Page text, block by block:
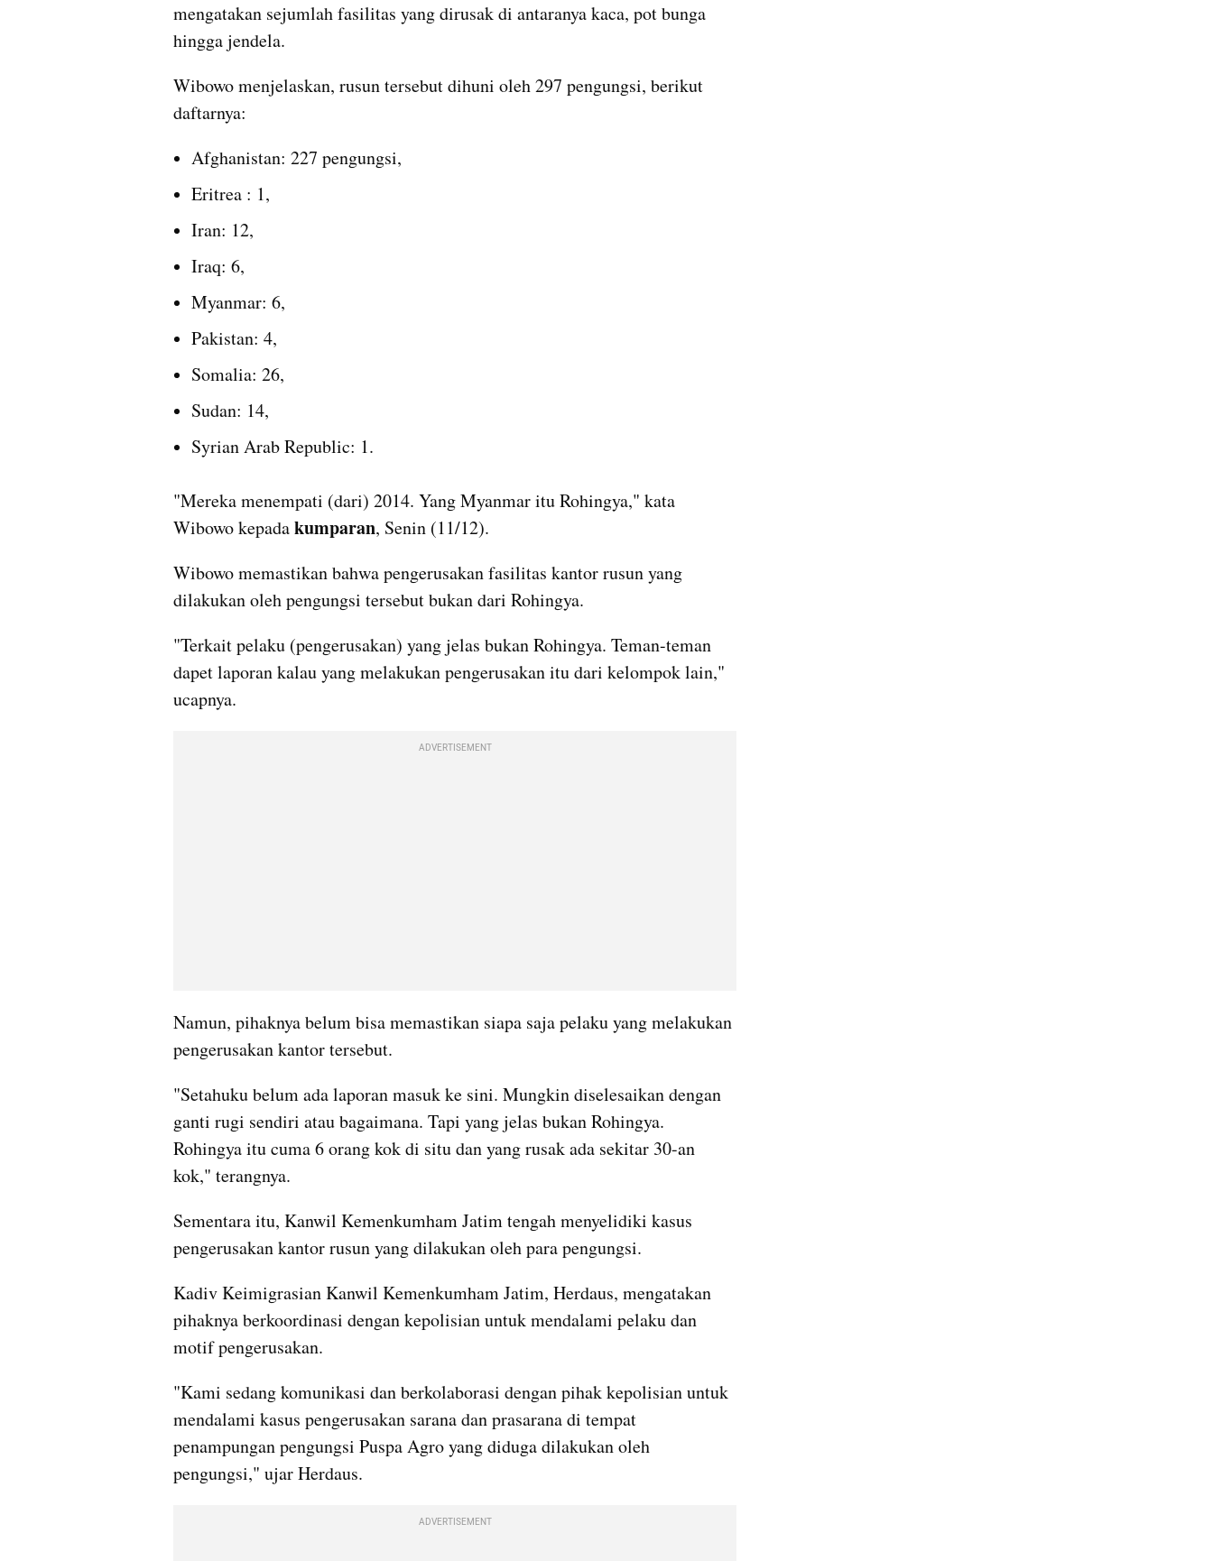
mengatakan sejumlah fasilitas yang dirusak di antaranya kaca, pot bunga
hingga jendela.
Wibowo menjelaskan, rusun tersebut dihuni oleh 297 pengungsi, berikut
daftarnya:
Afghanistan: 227 pengungsi,
Eritrea : 1,
Iran: 12,
Iraq: 6,
Myanmar: 6,
Pakistan: 4,
Somalia: 26,
Sudan: 14,
Syrian Arab Republic: 1.
"Mereka menempati (dari) 2014. Yang Myanmar itu Rohingya," kata
Wibowo kepada kumparan, Senin (11/12).
Wibowo memastikan bahwa pengerusakan fasilitas kantor rusun yang
dilakukan oleh pengungsi tersebut bukan dari Rohingya.
"Terkait pelaku (pengerusakan) yang jelas bukan Rohingya. Teman-teman
dapet laporan kalau yang melakukan pengerusakan itu dari kelompok lain,"
ucapnya.
ADVERTISEMENT
Namun, pihaknya belum bisa memastikan siapa saja pelaku yang melakukan
pengerusakan kantor tersebut.
"Setahuku belum ada laporan masuk ke sini. Mungkin diselesaikan dengan
ganti rugi sendiri atau bagaimana. Tapi yang jelas bukan Rohingya.
Rohingya itu cuma 6 orang kok di situ dan yang rusak ada sekitar 30-an
kok," terangnya.
Sementara itu, Kanwil Kemenkumham Jatim tengah menyelidiki kasus
pengerusakan kantor rusun yang dilakukan oleh para pengungsi.
Kadiv Keimigrasian Kanwil Kemenkumham Jatim, Herdaus, mengatakan
pihaknya berkoordinasi dengan kepolisian untuk mendalami pelaku dan
motif pengerusakan.
"Kami sedang komunikasi dan berkolaborasi dengan pihak kepolisian untuk
mendalami kasus pengerusakan sarana dan prasarana di tempat
penampungan pengungsi Puspa Agro yang diduga dilakukan oleh
pengungsi," ujar Herdaus.
ADVERTISEMENT